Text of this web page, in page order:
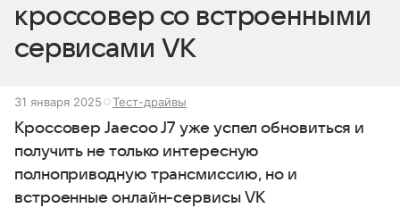
кроссовер со встроенными
сервисами VK
31 января 2025 Тест-драйвы
Кроссовер Jaecoo J7 уже успел обновиться и
получить не только интересную
полноприводную трансмиссию, но и
встроенные онлайн-сервисы VK